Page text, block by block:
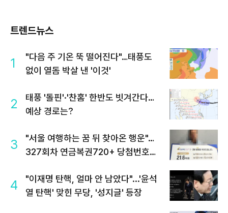
트렌드뉴스
1
"다음 주 기온 뚝 떨어진다"…태풍도
없이 열돔 박살 낸 '이것'
2
태풍 '돌핀'·'찬홈' 한반도 빗겨간다…
예상 경로는?
3
"서울 여행하는 꿈 뒤 찾아온 행운"…
327회차 연금복권720+ 당첨번호조
4
"이재명 탄핵, 얼마 안 남았다"...'윤석
열 탄핵' 맞힌 무당, '성지글' 등장